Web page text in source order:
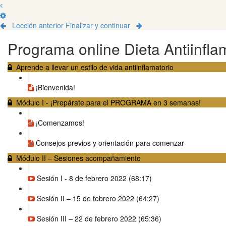
Lección anterior Finalizar y continuar
Programa online Dieta
Aprende a llevar un estilo de vida antiinflamatorio
¡Bienvenida!
Módulo I - ¡Prepárate para el PROGRAMA en 3 semanas!
¡Comenzamos!
Consejos previos y orientación para comenzar
Módulo II – Sesiones acompañamiento
Sesión I - 8 de febrero 2022 (68:17)
Sesión II – 15 de febrero 2022 (64:27)
Sesión III – 22 de febrero 2022 (65:36)